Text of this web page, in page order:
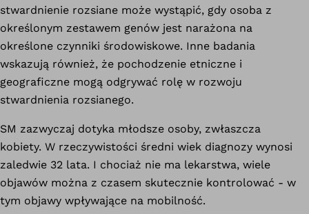
stwardnienie rozsiane może wystąpić, gdy osoba z
określonym zestawem genów jest narażona na
określone czynniki środowiskowe. Inne badania
wskazują również, że pochodzenie etniczne i
geograficzne mogą odgrywać rolę w rozwoju
stwardnienia rozsianego.
SM zazwyczaj dotyka młodsze osoby, zwłaszcza
kobiety. W rzeczywistości średni wiek diagnozy wynosi
zaledwie 32 lata. I chociaż nie ma lekarstwa, wiele
objawów można z czasem skutecznie kontrolować - w
tym objawy wpływające na mobilność.